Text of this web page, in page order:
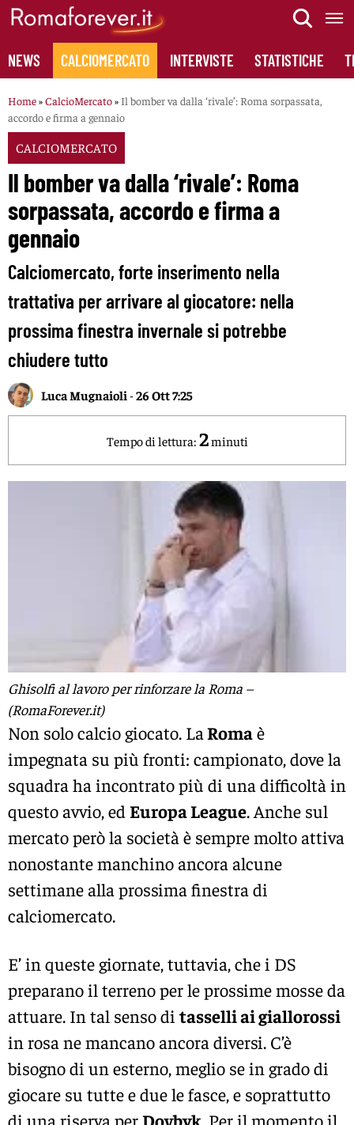
Skip
content
NEWS CALCIOMERCATO INTERVISTE STATISTICHE
Home»CalcioMercato» Il bomber va dalla ‘rivale’: Roma sorpassata,
accordo e firma a gennaio
CALCIOMERCATO
Il bomber va dalla ‘rivale’: Roma
sorpassata, accordo e firma a
gennaio
Calciomercato, forte inserimento nella
trattativa per arrivare al giocatore: nella
prossima finestra invernale si potrebbe
chiudere tutto
Luca Mugnaioli -26 Ott 7:25
Tempo di lettura: 2minuti
Ghisolfi al lavoro per rinforzare la Roma –
(RomaForever.it)
Non solo calcio giocato. LaRomaè
impegnata su più fronti: campionato, dove la
squadra ha incontrato più di una difficoltà in
questo avvio, ed Europa League. Anche sul
mercato però la società è sempre molto attiva
nonostante manchino ancora alcune
settimane alla prossima finestra di
calciomercato.
E’ in queste giornate, tuttavia, che i DS
preparano il terreno per le prossime mosse da
attuare. In tal senso di tasselli ai giallorossi
in rosa ne mancano ancora diversi. C’è
bisogno di un esterno, meglio se in grado di
giocare su tutte e due le fasce, e soprattutto
di una riserva perDovbyk. Per il momento il